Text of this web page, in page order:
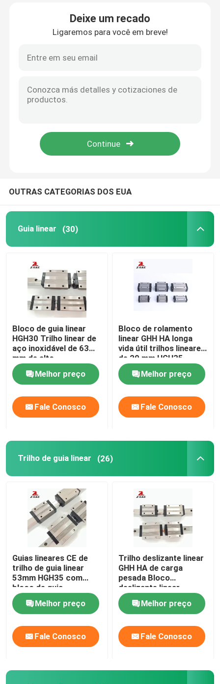
Controle de Qualidade
Fale Conosco
Todos os casos
Trilho de guia linear
guideways lineares
Parafuso da bola
Parafuso de esferas laminado
Módulo de guia linear
Módulo de KK
Cremalheira e pinhão de YYC
Apoio da ponta do parafuso da bola
Caixa de engrenagens de Nidec Shimpo
Guia linear deslizante
Guia de movimento linear
Deixe um recado
Ligaremos para você em breve!
OUTRAS CATEGORIAS DOS EUA
Guia linear (30)
Bloco de guia linear
HGH30 Trilho linear de
aço inoxidável de 63
mm de alto
desempenho de
operaçãoMelhor preço
Fale Conosco
Bloco de rolamento
linear GHH HA longa
vida útil trilhos lineares
de 20 mm HGH35
Melhor preço
Fale Conosco
Trilho de guia linear (26)
Guias lineares CE de
trilho de guia linear
53mm HGH35 com
bloco de guia
Melhor preço
Fale Conosco
Trilho deslizante linear
GHH HA de carga
pesada Bloco
deslizante linear
ISO9001
Melhor preço
Fale Conosco